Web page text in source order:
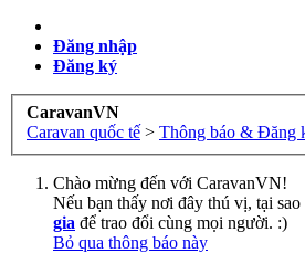
Đăng nhập
Đăng ký
CaravanVN
Caravan quốc tế > Thông báo & Đăng
Chào mừng đến với CaravanVN!
Nếu bạn thấy nơi đây thú vị, tại
gia để trao đổi cùng mọi người. :)
Bỏ qua thông báo này